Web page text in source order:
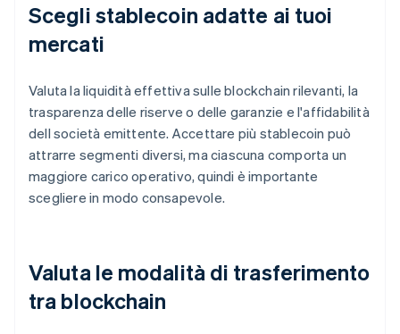
Scegli stablecoin adatte ai tuoi
mercati
Valuta la liquidità effettiva sulle blockchain rilevanti, la
trasparenza delle riserve o delle garanzie e l'affidabilità
dell società emittente. Accettare più stablecoin può
attrarre segmenti diversi, ma ciascuna comporta un
maggiore carico operativo, quindi è importante
scegliere in modo consapevole.
Valuta le modalità di trasferimento
tra blockchain